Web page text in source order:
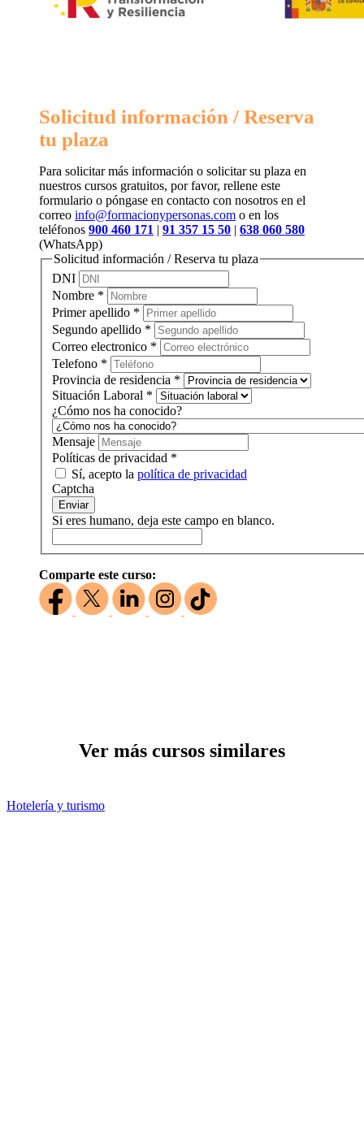
Solicitud información / Reserva
tu plaza
Para solicitar más información o solicitar su plaza en
nuestros cursos gratuitos, por favor, rellene este
formulario o póngase en contacto con nosotros en el
correo info@formacionypersonas.com o en los
teléfonos 900 460 171 | 91 357 15 50 | 638 060 580
(WhatsApp)
Solicitud información / Reserva tu plaza
DNI
Nombre *
Primer apellido *
Segundo apellido *
Correo electronico *
Telefono *
Provincia de residencia *
Situación Laboral *
¿Cómo nos ha conocido?
Mensaje
Políticas de privacidad *
Sí, acepto la política de privacidad
Captcha
Enviar
Si eres humano, deja este campo en blanco.
Comparte este curso:
Ver más cursos similares
Hotelería y turismo